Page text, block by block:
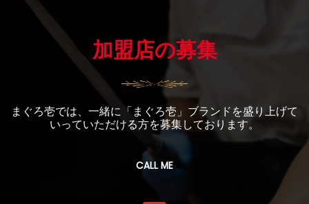
加盟店の募集
まぐろ壱では、一緒に「まぐろ壱」ブランドを盛り上げて
いっていただける方を募集しております。
CALL ME